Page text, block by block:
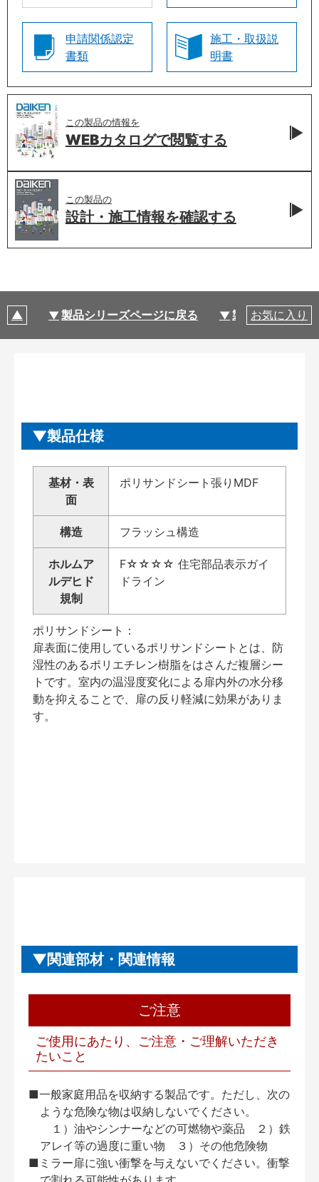
申請関係認定
書類
施工・取扱説
明書
この製品の情報を
WEBカタログで閲覧する
この製品の
設計・施工情報を確認する
製品シリーズページに戻る 製品仕様
お気に入り
製品仕様
基材・表
面
ポリサンドシート張りMDF
構造 フラッシュ構造
ホルムア
ルデヒド
規制
F☆☆☆☆ 住宅部品表示ガイ
ドライン
ポリサンドシート：
扉表面に使用しているポリサンドシートとは、防
湿性のあるポリエチレン樹脂をはさんだ複層シー
トです。室内の温湿度変化による扉内外の水分移
動を抑えることで、扉の反り軽減に効果がありま
す。
関連部材・関連情報
ご注意
ご使用にあたり、ご注意・ご理解いただき
たいこと
■一般家庭用品を収納する製品です。ただし、次の
ような危険な物は収納しないでください。
１）油やシンナーなどの可燃物や薬品 ２）鉄
アレイ等の過度に重い物 ３）その他危険物
■ミラー扉に強い衝撃を与えないでください。衝撃